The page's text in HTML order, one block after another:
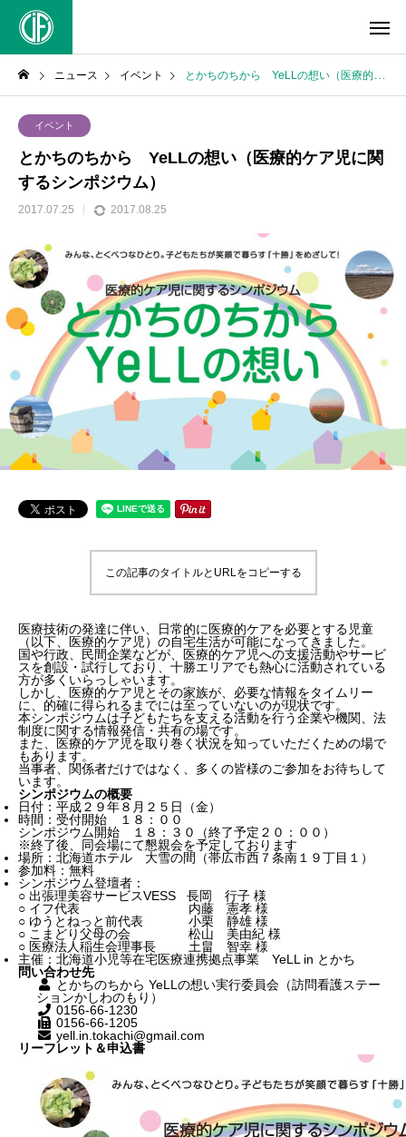
ニュース イベント とかちのちから YeLLの想い（医療的ケア児に関するシンポジウム）
イベント
とかちのちから YeLLの想い（医療的ケア児に関
するシンポジウム）
2017.07.25 2017.08.25
この記事のタイトルとURLをコピーする
医療技術の発達に伴い、日常的に医療的ケアを必要とする児童
（以下、医療的ケア児）の自宅生活が可能になってきました。
国や行政、民間企業などが、医療的ケア児への支援活動やサービ
スを創設・試行しており、十勝エリアでも熱心に活動されている
方が多くいらっしゃいます。
しかし、医療的ケア児とその家族が、必要な情報をタイムリー
に、的確に得られるまでには至っていないのが現状です。
本シンポジウムは子どもたちを支える活動を行う企業や機関、法
制度に関する情報発信・共有の場です。
また、医療的ケア児を取り巻く状況を知っていただくための場で
もあります。
当事者、関係者だけではなく、多くの皆様のご参加をお待ちして
います。
シンポジウムの概要
日付：平成２９年８月２５日（金）
時間：受付開始 １８：００
シンポジウム開始 １８：３０（終了予定２０：００）
※終了後、同会場にて懇親会を予定しております
場所：北海道ホテル 大雪の間（帯広市西７条南１９丁目１）
参加料：無料
シンポジウム登壇者：
○ 出張理美容サービスVESS 長岡 行子 様
○ イフ代表 内藤 憲孝 様
○ ゆうとねっと前代表 小栗 静雄 様
○ こまどり父母の会 松山 美由紀 様
○ 医療法人稲生会理事長 土畠 智幸 様
主催：北海道小児等在宅医療連携拠点事業 YeLL in とかち
問い合わせ先
とかちのちから YeLLの想い実行委員会（訪問看護ステー
ションかしわのもり）
0156-66-1230
0156-66-1205
yell.in.tokachi@gmail.com
リーフレット＆申込書